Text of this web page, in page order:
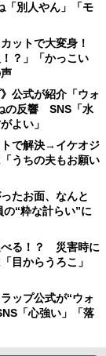
別人やん」「モ
ットで大変身！
？」「かっこい
公式が紹介「ウォ
の反響 SNS「水
よい」
で解決→イケオジ
うちの夫もお願い
たお面、なんと
“粋な計らい”に
べる！？ 災害時に
目からうろこ」
ップ公式が“ウォ
「心強い」「落